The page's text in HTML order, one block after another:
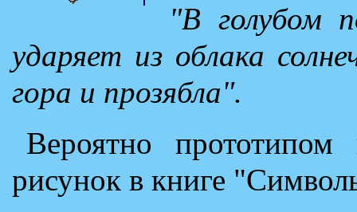
"В голубом
ударяет из облака
гора и прозябла".
Вероятно прототипом
рисунок в книге